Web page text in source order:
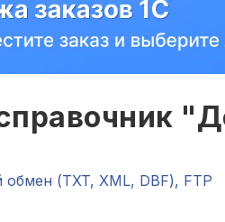
(TXT, XML, DBF), FTP